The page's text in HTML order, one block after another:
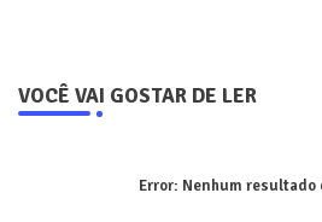
VOCÊ VAI GOSTAR DE LER
Error: Nenhum resultado